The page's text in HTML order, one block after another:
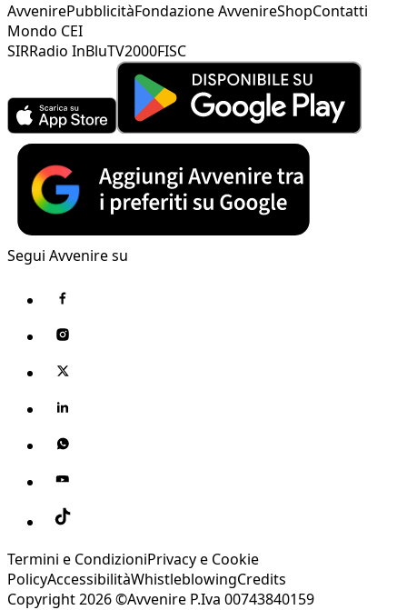
AvvenirePubblicitàFondazione AvvenireShopContatti
Mondo CEI
SIRRadio InBluTV2000FISC
Segui Avvenire su
Termini e CondizioniPrivacy e Cookie
PolicyAccessibilitàWhistleblowingCredits
Copyright 2026 ©Avvenire P.Iva 00743840159